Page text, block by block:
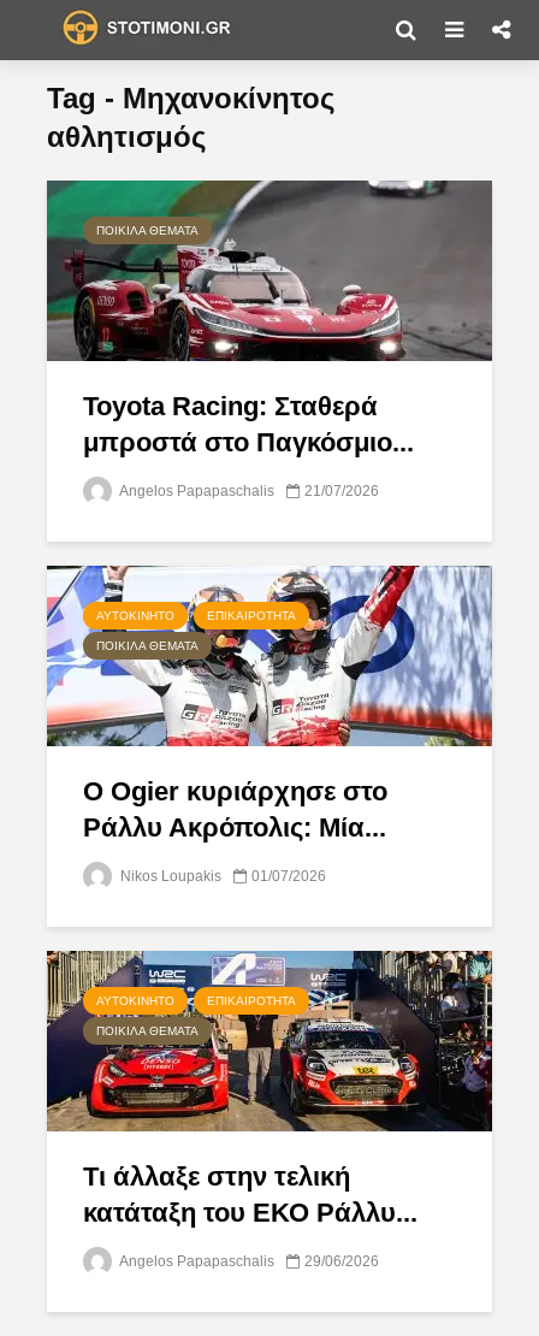
Tag - Μηχανοκίνητος
αθλητισμός
ΠΟΙΚΊΛΑ ΘΈΜΑΤΑ
Toyota Racing: Σταθερά
μπροστά στο Παγκόσμιο...
Angelos Papapaschalis 21/07/2026
ΑΥΤΟΚΊΝΗΤΟ ΕΠΙΚΑΙΡΌΤΗΤΑ
ΠΟΙΚΊΛΑ ΘΈΜΑΤΑ
Ο Ogier κυριάρχησε στο
Ράλλυ Ακρόπολις: Μία...
Nikos Loupakis 01/07/2026
ΑΥΤΟΚΊΝΗΤΟ ΕΠΙΚΑΙΡΌΤΗΤΑ
ΠΟΙΚΊΛΑ ΘΈΜΑΤΑ
Τι άλλαξε στην τελική
κατάταξη του ΕΚΟ Ράλλυ...
Angelos Papapaschalis 29/06/2026